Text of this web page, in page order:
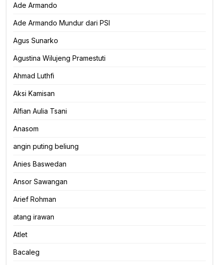
Ade Armando
Ade Armando Mundur dari PSI
Agus Sunarko
Agustina Wilujeng Pramestuti
Ahmad Luthfi
Aksi Kamisan
Alfian Aulia Tsani
Anasom
angin puting beliung
Anies Baswedan
Ansor Sawangan
Arief Rohman
atang irawan
Atlet
Bacaleg